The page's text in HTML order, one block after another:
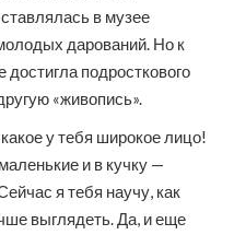
в музее
дарований. Но к
подросткового
«живопись».
у тебя широкое лицо!
и в кучку —
я тебя научу, как
выглядеть. Да, и еще